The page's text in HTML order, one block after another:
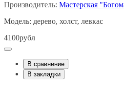
Производитель: Мастерская
Модель: дерево, холст, левкас
4100рубл
В сравнение
В закладки